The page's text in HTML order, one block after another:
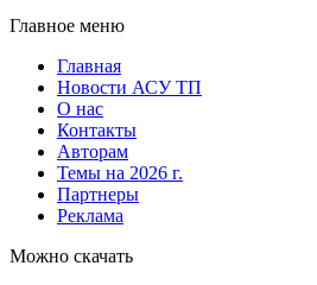
Главное меню
Главная
Новости АСУ ТП
О нас
Контакты
Авторам
Темы на 2026 г.
Партнеры
Реклама
Можно скачать